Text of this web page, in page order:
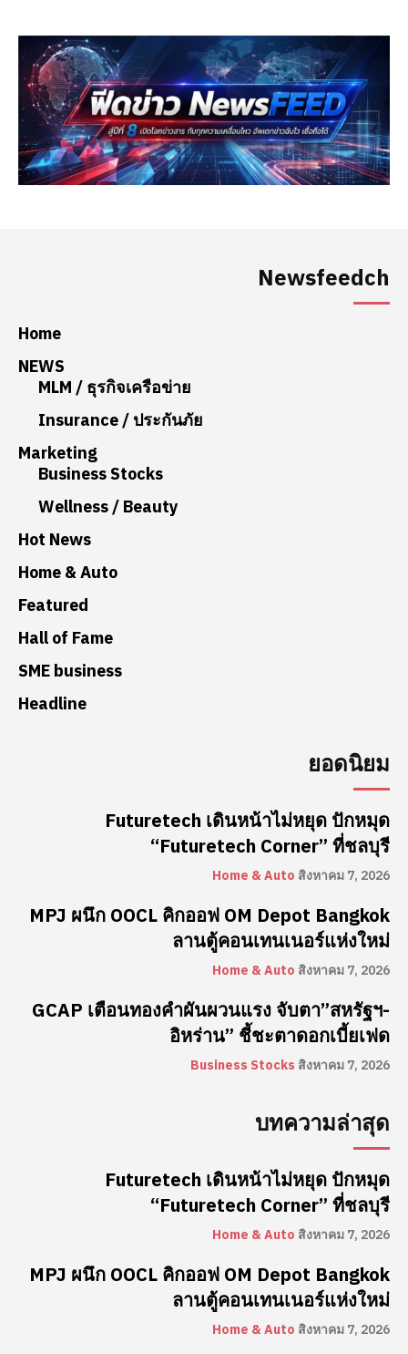
Newsfeedch
Home
NEWS
MLM / ธุรกิจเครือข่าย
Insurance / ประกันภัย
Marketing
Business Stocks
Wellness / Beauty
Hot News
Home & Auto
Featured
Hall of Fame
SME business
Headline
ยอดนิยม
Futuretech เดินหน้าไม่หยุด ปักหมุด
“Futuretech Corner” ที่ชลบุรี
Home & Auto สิงหาคม 7, 2026
MPJ ผนึก OOCL คิกออฟ OM Depot Bangkok
ลานตู้คอนเทนเนอร์แห่งใหม่
Home & Auto สิงหาคม 7, 2026
GCAP เตือนทองคำผันผวนแรง จับตา”สหรัฐฯ-
อิหร่าน” ชี้ชะตาดอกเบี้ยเฟด
Business Stocks สิงหาคม 7, 2026
บทความล่าสุด
Futuretech เดินหน้าไม่หยุด ปักหมุด
“Futuretech Corner” ที่ชลบุรี
Home & Auto สิงหาคม 7, 2026
MPJ ผนึก OOCL คิกออฟ OM Depot Bangkok
ลานตู้คอนเทนเนอร์แห่งใหม่
Home & Auto สิงหาคม 7, 2026